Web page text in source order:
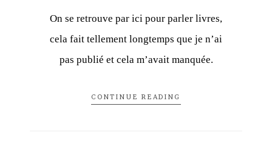
On se retrouve par ici pour parler livres,
cela fait tellement longtemps que je n’ai
pas publié et cela m’avait manquée.
CONTINUE READING